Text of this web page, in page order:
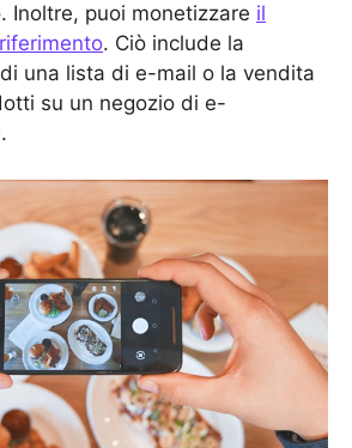
Inoltre, puoi monetizzare il
. Ciò include la
una lista di e-mail o la vendita
su un negozio di e-